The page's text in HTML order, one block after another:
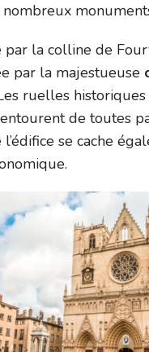
la colline de
par la majestueuse
ruelles
de toutes
l’édifice se cache